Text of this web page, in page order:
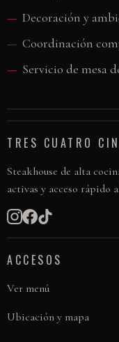
Decoración y
Coordinación
Servicio de mesa
TRES CUATRO
Steakhouse de alta
activas y acceso rápido
ACCESOS
Ver menú
Ubicación y mapa